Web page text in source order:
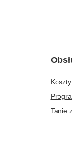
Koszty
Tanie